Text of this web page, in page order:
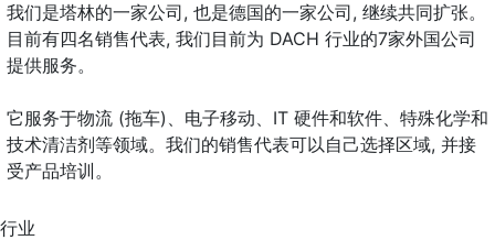
我们是塔林的一家公司, 也是德国的一家公司, 继续共同扩张。
目前有四名销售代表, 我们目前为 DACH 行业的7家外国公司
提供服务。
它服务于物流 (拖车)、电子移动、IT 硬件和软件、特殊化学和
技术清洁剂等领域。我们的销售代表可以自己选择区域, 并接
受产品培训。
行业